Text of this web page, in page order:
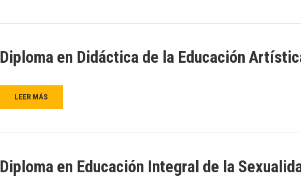
Diploma en Didáctica de la Educación
LEER MÁS
Diploma en Educación Integral de la